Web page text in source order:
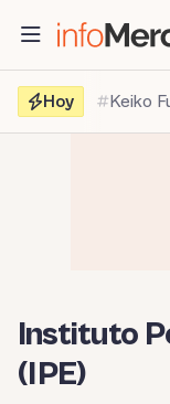
contenido
Hoy
Keiko
Instituto
(IPE)